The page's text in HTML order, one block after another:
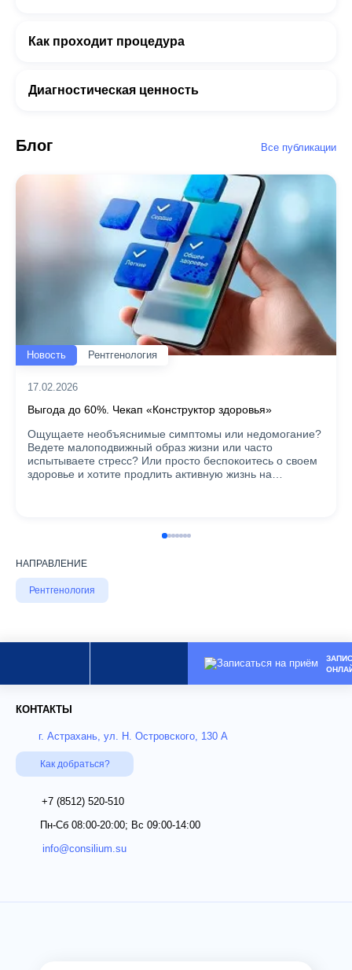
Как проходит процедура
Диагностическая ценность
Блог Все публикации
Новость Рентгенология
17.02.2026
Выгода до 60%. Чекап «Конструктор здоровья»
Ощущаете необъяснимые симптомы или недомогание?
Ведете малоподвижный образ жизни или часто
испытываете стресс? Или просто беспокоитесь о своем
здоровье и хотите продлить активную жизнь на…
НАПРАВЛЕНИЕ
Рентгенология
КОНТАКТЫ
г. Астрахань, ул. Н. Островского, 130 А
Как добраться?
+7 (8512) 520-510
Пн-Сб 08:00-20:00; Вс 09:00-14:00
info@consilium.su